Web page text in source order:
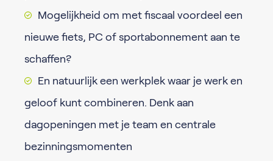
Mogelijkheid om met fiscaal voordeel een
nieuwe fiets, PC of sportabonnement aan te
schaffen?
En natuurlijk een werkplek waar je werk en
geloof kunt combineren. Denk aan
dagopeningen met je team en centrale
bezinningsmomenten